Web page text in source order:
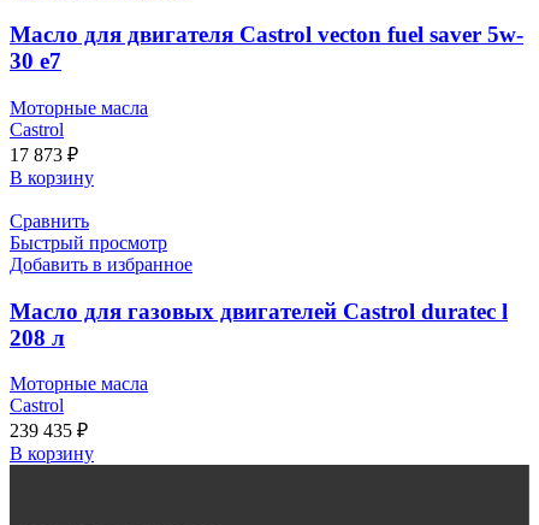
Масло для двигателя Castrol vecton fuel saver 5w-
30 e7
Моторные масла
Castrol
17 873 ₽
В корзину
Сравнить
Быстрый просмотр
Добавить в избранное
Масло для газовых двигателей Castrol duratec l
208 л
Моторные масла
Castrol
239 435 ₽
В корзину